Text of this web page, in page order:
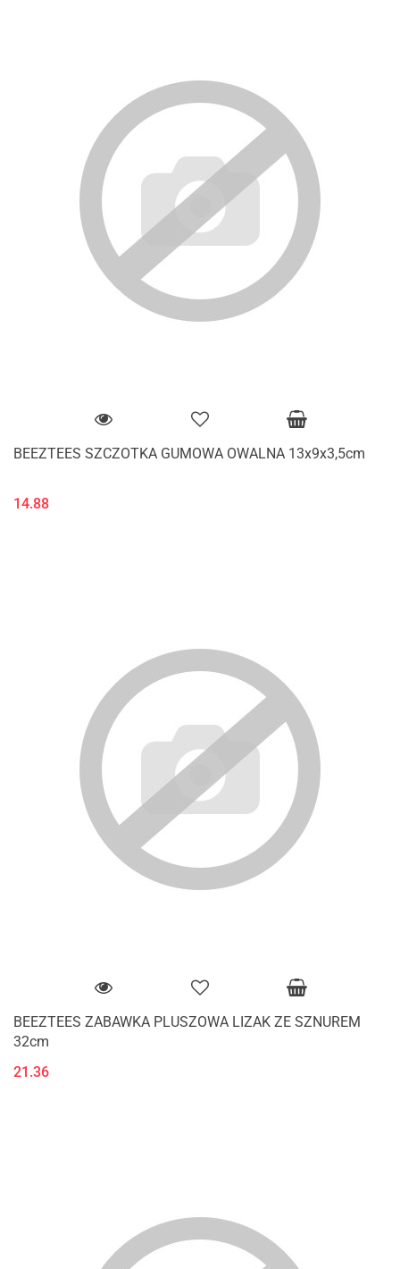
BEEZTEES SZCZOTKA GUMOWA OWALNA 13x9x3,5cm
14.88
BEEZTEES ZABAWKA PLUSZOWA LIZAK ZE SZNUREM
32cm
21.36